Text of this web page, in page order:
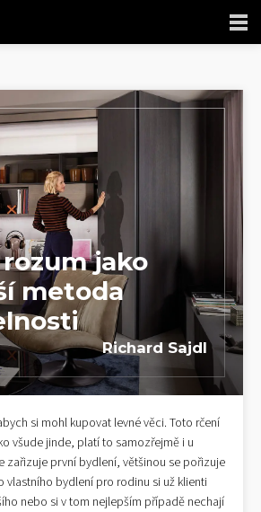
jako
metoda
Richard Sajdl
si mohl kupovat levné věci. Toto rčení
všude jinde, platí to samozřejmě i u
zařizuje první bydlení, většinou se pořizuje
vlastního bydlení pro rodinu si už klienti
nebo si v tom nejlepším případě nechají